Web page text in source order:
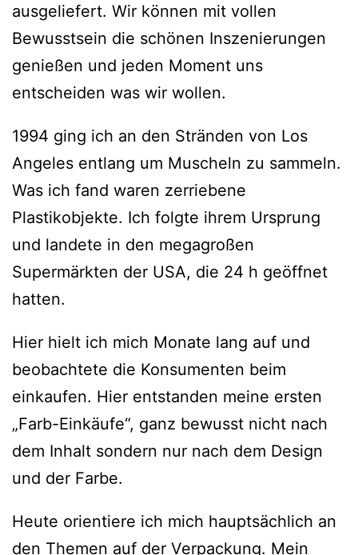
ausgeliefert. Wir können mit vollen
Bewusstsein die schönen Inszenierungen
genießen und jeden Moment uns
entscheiden was wir wollen.
1994 ging ich an den Stränden von Los
Angeles entlang um Muscheln zu sammeln.
Was ich fand waren zerriebene
Plastikobjekte. Ich folgte ihrem Ursprung
und landete in den megagroßen
Supermärkten der USA, die 24 h geöffnet
hatten.
Hier hielt ich mich Monate lang auf und
beobachtete die Konsumenten beim
einkaufen. Hier entstanden meine ersten
„Farb-Einkäufe“, ganz bewusst nicht nach
dem Inhalt sondern nur nach dem Design
und der Farbe.
Heute orientiere ich mich hauptsächlich an
den Themen auf der Verpackung. Mein